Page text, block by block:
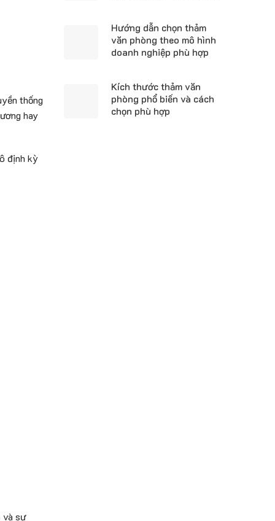
thống
hay
định kỳ
và sự
Hướng dẫn chọn thảm
văn phòng theo mô hình
doanh nghiệp phù hợp
Kích thước thảm văn
phòng phổ biến và cách
chọn phù hợp